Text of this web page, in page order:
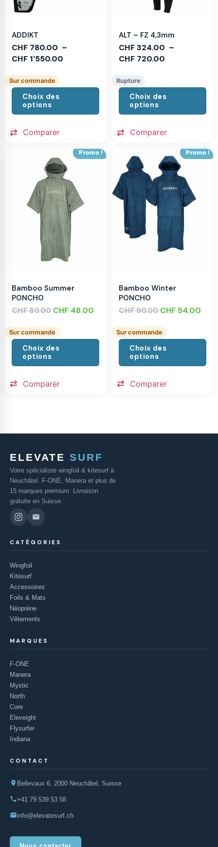
ADDIKT
CHF 780.00 –
CHF 1'550.00
Sur commande
Choix des
options
Comparer
ALT – FZ 4,3mm
CHF324.00 –
CHF 720.00
Rupture
Choix des
options
Comparer
Promo !
Bamboo Summer
PONCHO
CHF80.00 CHF 48.00
Sur commande
Choix des
options
Comparer
Promo !
Bamboo Winter
PONCHO
CHF90.00 CHF 54.00
Sur commande
Choix des
options
Comparer
ELEVATE SURF
Votre spécialiste wingfoil & kitesurf à
Neuchâtel. F-ONE, Manera et plus de
15 marques premium. Livraison
gratuite en Suisse.
CATÉGORIES
Wingfoil
Kitesurf
Accessoires
Foils & Mats
Néoprène
Vêtements
MARQUES
F-ONE
Manera
Mystic
North
Core
Eleveight
Flysurfer
Indiana
CONTACT
Bellevaux 6, 2000 Neuchâtel, Suisse
+41 79 539 53 58
info@elevatesurf.ch